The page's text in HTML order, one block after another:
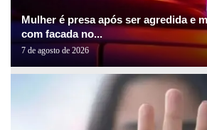
Mulher é presa após ser agredida e
com facada no...
7 de agosto de 2026